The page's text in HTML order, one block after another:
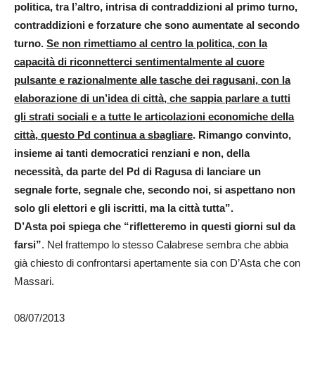
politica, tra l’altro, intrisa di contraddizioni al primo turno,
contraddizioni e forzature che sono aumentate al secondo
turno. Se non rimettiamo al centro la politica, con la
capacità di riconnetterci sentimentalmente al cuore
pulsante e razionalmente alle tasche dei ragusani, con la
elaborazione di un’idea di città, che sappia parlare a tutti
gli strati sociali e a tutte le articolazioni economiche della
città, questo Pd continua a sbagliare. Rimango convinto,
insieme ai tanti democratici renziani e non, della
necessità, da parte del Pd di Ragusa di lanciare un
segnale forte, segnale che, secondo noi, si aspettano non
solo gli elettori e gli iscritti, ma la città tutta”.
D’Asta poi spiega che “rifletteremo in questi giorni sul da
farsi”. Nel frattempo lo stesso Calabrese sembra che abbia
già chiesto di confrontarsi apertamente sia con D’Asta che con
Massari.
08/07/2013